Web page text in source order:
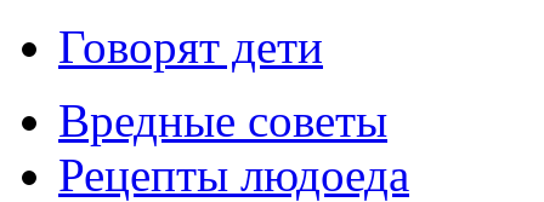
Говорят дети
Вредные советы
Рецепты людоеда